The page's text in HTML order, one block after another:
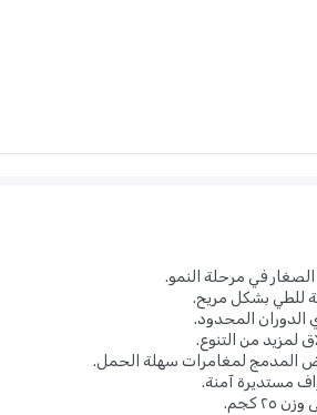
الصغار في مرحلة النمو.
للطي بشكل مريح.
المحدود.
لمزيد من التنوع.
المدمج لمغامرات سهلة الحمل.
مستديرة آمنة.
كجم.